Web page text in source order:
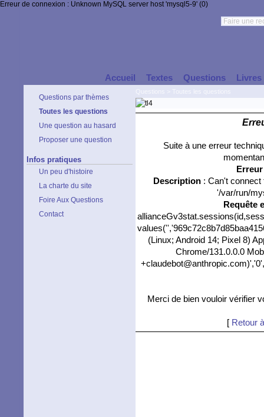
Erreur de connexion : Unknown MySQL server host 'mysql5-9' (0)
Accueil Textes Questions Livres
Questions par thèmes
Toutes les questions
Une question au hasard
Proposer une question
Infos pratiques
Un peu d'histoire
La charte du site
Foire Aux Questions
Contact
Suite à une erreur
Description: Can't connect
'/var/run/
Requête
(Linux; Android 14; Pixel 8)
Chrome/131.0.0.0
Merci de bien vouloir vérifier
[ Retour